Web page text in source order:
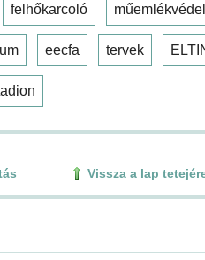
felhőkarcoló
eecfa tervek
Vissza a lap